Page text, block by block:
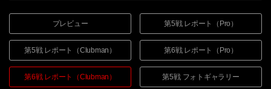
プレビュー 第5戦 レポート（Pro）
第5戦 レポート（Clubman） 第6戦 レポート（Pro）
第6戦 レポート（Clubman） 第5戦 フォトギャラリー